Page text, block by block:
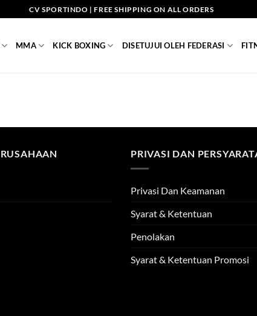
CV SPORTINDO | FREE SHIPPING ON ALL ORDERS
MMA KICK BOXING DISETUJUI OLEH FEDERASI
PRIVASI DAN
Privasi Dan Keamanan
Syarat & Ketentuan
Penolakan
Syarat & Ketentuan Promosi